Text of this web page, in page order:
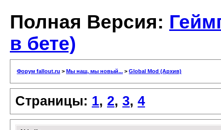
Полная Версия:
в бете)
Форум fallout.ru > Мы наш, мы новый... > Global Mod (Архив)
Страницы: 1, 2, 3, 4